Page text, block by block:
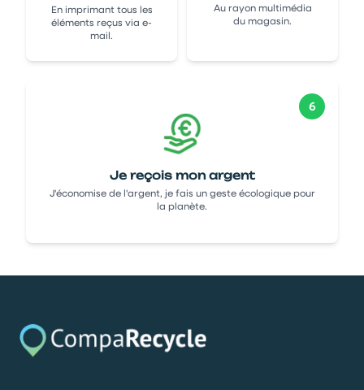
En imprimant tous les
éléments reçus via e-
mail.
Au rayon multimédia
du magasin.
6
Je reçois mon argent
J'économise de l'argent, je fais un geste écologique pour
la planète.